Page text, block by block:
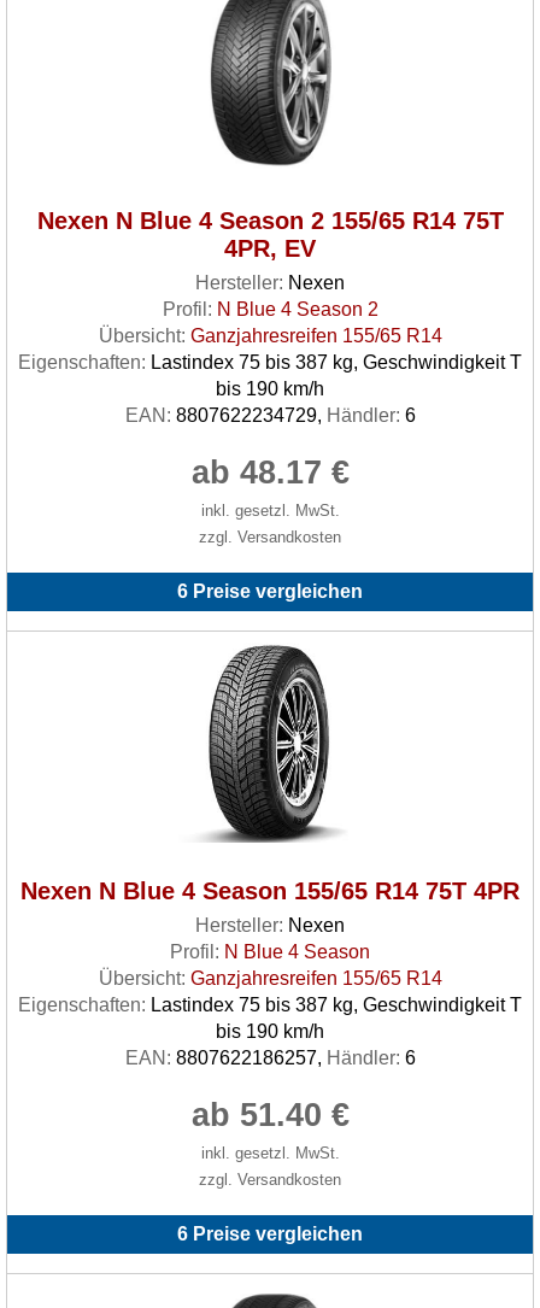
Nexen N Blue 4 Season 2 155/65 R14 75T
4PR, EV
Hersteller: Nexen
Profil: N Blue 4 Season 2
Übersicht: Ganzjahresreifen 155/65 R14
Eigenschaften: Lastindex 75 bis 387 kg, Geschwindigkeit T
bis 190 km/h
EAN: 8807622234729, Händler: 6
ab 48.17 €
inkl. gesetzl. MwSt.
zzgl. Versandkosten
6 Preise vergleichen
Nexen N Blue 4 Season 155/65 R14 75T 4PR
Hersteller: Nexen
Profil: N Blue 4 Season
Übersicht: Ganzjahresreifen 155/65 R14
Eigenschaften: Lastindex 75 bis 387 kg, Geschwindigkeit T
bis 190 km/h
EAN: 8807622186257, Händler: 6
ab 51.40 €
inkl. gesetzl. MwSt.
zzgl. Versandkosten
6 Preise vergleichen